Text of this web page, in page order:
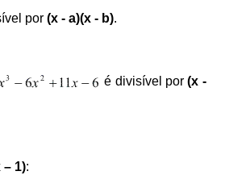
por(x - a)(x - b).
é divisível por(x -
– 1):